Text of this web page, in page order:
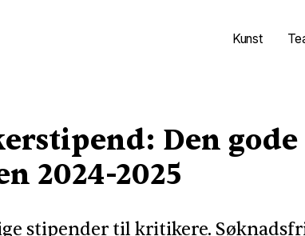
Kunst
Den gode
2024-2025
stipender til kritikere.